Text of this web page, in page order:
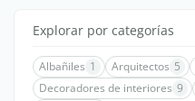
Explorar por categorías
Albañiles 1 Arquitectos 5
Decoradores de interiores 9